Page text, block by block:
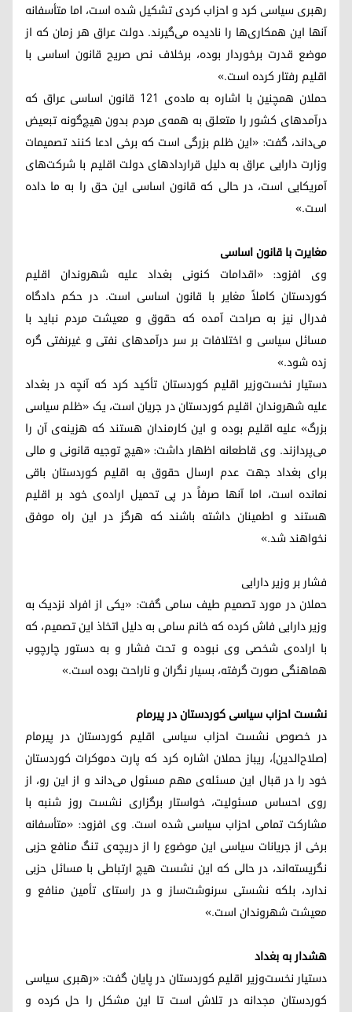
رهبری سیاسی کرد و احزاب کردی تشکیل شده است، اما متأسفانه
آنها این همکاری‌ها را نادیده می‌گیرند. دولت عراق هر زمان که از
موضع قدرت برخوردار بوده، برخلاف نص صریح قانون اساسی با
اقلیم رفتار کرده است.»
حملان همچنین با اشاره به ماده‌ی ۱۲۱ قانون اساسی عراق که
درآمدهای کشور را متعلق به همه‌ی مردم بدون هیچ‌گونه تبعیض
می‌داند، گفت: «این ظلم بزرگی است که برخی ادعا کنند تصمیمات
وزارت دارایی عراق به دلیل قراردادهای دولت اقلیم با شرکت‌های
آمریکایی است، در حالی که قانون اساسی این حق را به ما داده
است.»
مغایرت با قانون اساسی
وی افزود: «اقدامات کنونی بغداد علیه شهروندان اقلیم
کوردستان کاملاً مغایر با قانون اساسی است. در حکم دادگاه
فدرال نیز به صراحت آمده که حقوق و معیشت مردم نباید با
مسائل سیاسی و اختلافات بر سر درآمدهای نفتی و غیرنفتی گره
زده شود.»
دستیار نخست‌وزیر اقلیم کوردستان تأکید کرد که آنچه در بغداد
علیه شهروندان اقلیم کوردستان در جریان است، یک «ظلم سیاسی
بزرگ» علیه اقلیم بوده و این کارمندان هستند که هزینه‌ی آن را
می‌پردازند. وی قاطعانه اظهار داشت: «هیچ توجیه قانونی و مالی
برای بغداد جهت عدم ارسال حقوق به اقلیم کوردستان باقی
نمانده است، اما آنها صرفاً در پی تحمیل اراده‌ی خود بر اقلیم
هستند و اطمینان داشته باشند که هرگز در این راه موفق
نخواهند شد.»
فشار بر وزیر دارایی
حملان در مورد تصمیم طیف سامی گفت: «یکی از افراد نزدیک به
وزیر دارایی فاش کرده که خانم سامی به دلیل اتخاذ این تصمیم، که
با اراده‌ی شخصی وی نبوده و تحت فشار و به دستور چارچوب
هماهنگی صورت گرفته، بسیار نگران و ناراحت بوده است.»
نشست احزاب سیاسی کوردستان در پیرمام
در خصوص نشست احزاب سیاسی اقلیم کوردستان در پیرمام
(صلاح‌الدین)، ریباز حملان اشاره کرد که پارت دموکرات کوردستان
خود را در قبال این مسئله‌ی مهم مسئول می‌داند و از این رو، از
روی احساس مسئولیت، خواستار برگزاری نشست روز شنبه با
مشارکت تمامی احزاب سیاسی شده است. وی افزود: «متأسفانه
برخی از جریانات سیاسی این موضوع را از دریچه‌ی تنگ منافع حزبی
نگریسته‌اند، در حالی که این نشست هیچ ارتباطی با مسائل حزبی
ندارد، بلکه نشستی سرنوشت‌ساز و در راستای تأمین منافع و
معیشت شهروندان است.»
هشدار به بغداد
دستیار نخست‌وزیر اقلیم کوردستان در پایان گفت: «رهبری سیاسی
کوردستان مجدانه در تلاش است تا این مشکل را حل کرده و